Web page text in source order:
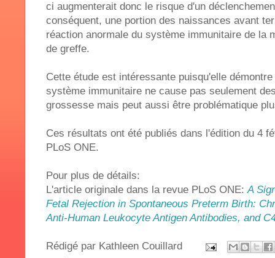
ci augmenterait donc le risque d'un
conséquent, une portion des naissances avant
réaction anormale du système immunitaire de la
de greffe.
Cette étude est intéressante puisqu'elle
système immunitaire ne cause pas seulement
grossesse mais peut aussi être problématique
Ces résultats ont été publiés dans l'édition du 4
PLoS ONE.
Pour plus de détails:
L'article originale dans la revue PLoS ONE:A
Fetal Rejection in Spontaneous Preterm Birth:
Anti-Human Leukocyte Antigen Antibodies, and
Rédigé par Kathleen Couillard